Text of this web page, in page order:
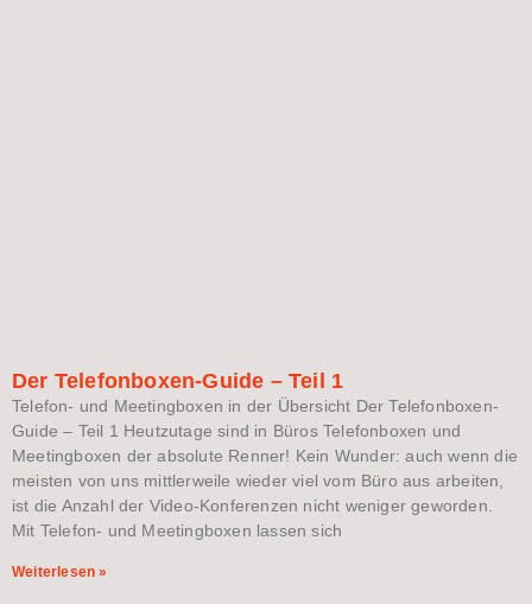
Der Telefonboxen-Guide – Teil 1
Telefon- und Meetingboxen in der Übersicht Der Telefonboxen-
Guide – Teil 1 Heutzutage sind in Büros Telefonboxen und
Meetingboxen der absolute Renner! Kein Wunder: auch wenn die
meisten von uns mittlerweile wieder viel vom Büro aus arbeiten,
ist die Anzahl der Video-Konferenzen nicht weniger geworden.
Mit Telefon- und Meetingboxen lassen sich
Weiterlesen »